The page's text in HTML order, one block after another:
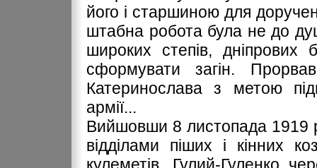
його і старшиною для
штабна робота була не до
широких степів, дніпрових
сформувати загін.
Катеринослава з метою
армії...
Вийшовши 8 листопада 1919
відділами піших і кінних